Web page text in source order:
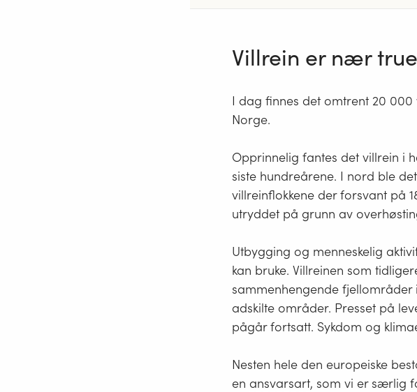
Villrein er nær
I dag finnes det omtrent 20
Norge.
Opprinnelig fantes det villrein i
siste hundreårene. I nord ble
villreinflokkene der forsvant på
utryddet på grunn av
Utbygging og menneskelig
kan bruke. Villreinen som
sammenhengende
adskilte områder. Presset på
pågår fortsatt. Sykdom og
Nesten hele den europeiske
en ansvarsartEn
, som vi er særlig